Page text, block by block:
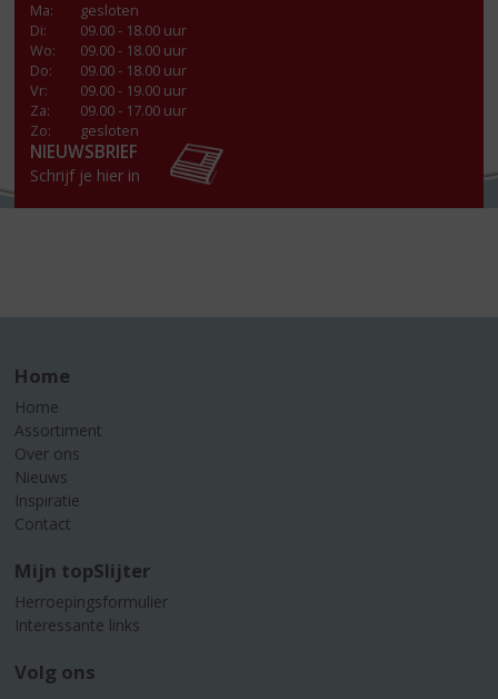
Ma:
gesloten
Di:
09.00 - 18.00 uur
Wo:
09.00 - 18.00 uur
Do:
09.00 - 18.00 uur
Vr:
09.00 - 19.00 uur
Za:
09.00 - 17.00 uur
Zo:
gesloten
NIEUWSBRIEF
Schrijf je hier in
Home
Home
Assortiment
Over ons
Nieuws
Inspiratie
Contact
Mijn topSlijter
Herroepingsformulier
Interessante links
Volg ons